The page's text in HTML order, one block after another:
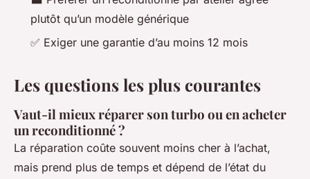
plutôt qu’un modèle générique
✅ Exiger une garantie d’au moins 12 mois
Les questions les plus courantes
Vaut-il mieux réparer son turbo ou en acheter
un reconditionné ?
La réparation coûte souvent moins cher à l’achat,
mais prend plus de temps et dépend de l’état du